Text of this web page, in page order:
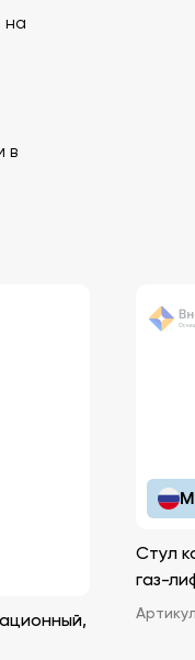
на
в
Стул
газ-